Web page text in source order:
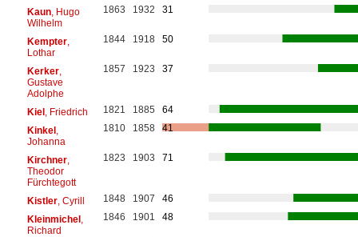
Kaun, Hugo
Wilhelm
1863 1932 31
Kempter,
Lothar
1844 1918 50
Kerker,
Gustave
Adolphe
1857 1923 37
Kiel, Friedrich 1821 1885
64
Kinkel,
Johanna
1810 1858 41
Kirchner,
Theodor
Fürchtegott
1823 1903 71
Kistler, Cyrill 1848 1907
46
Kleinmichel,
Richard
1846 1901 48